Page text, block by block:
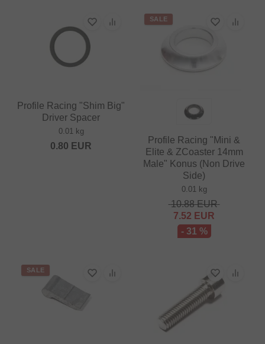
Profile Racing "Shim Big"
Driver Spacer
0.01 kg
0.80 EUR
SALE
Profile Racing "Mini &
Elite & ZCoaster 14mm
Male" Konus (Non Drive
Side)
0.01 kg
10.88EUR
7.52 EUR
- 31 %
SALE